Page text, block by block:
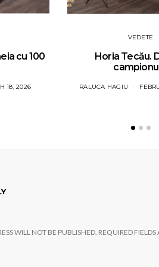
cu 100
18, 2026
VEDETE
Horia Tecău.
RALUCA HAGIU
WILL NOT BE PUBLISHED. REQUIRED FIELDS